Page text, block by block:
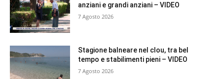
anziani e grandi anziani – VIDEO
7 Agosto 2026
Stagione balneare nel clou, tra bel
tempo e stabilimenti pieni – VIDEO
7 Agosto 2026